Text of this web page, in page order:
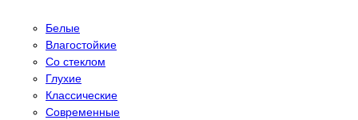
Белые
Влагостойкие
Со стеклом
Глухие
Классические
Современные